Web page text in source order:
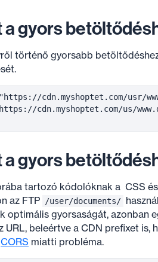
a gyors
történő gyorsabb
cdn.myshoptet.com/usr/
cdn.myshoptet.com/us/
a gyors
tartozó kódolóknak a CSS
az FTP
/user/documents/
optimális gyorsaságát, azonban
URL, beleértve a CDN prefixet is,
CORS miatti probléma.